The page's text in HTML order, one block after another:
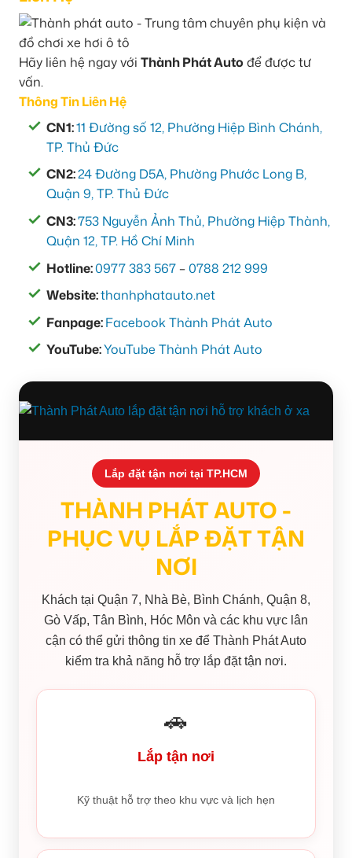
Hãy liên hệ ngay với Thành Phát Auto để được tư
vấn.
Thông Tin Liên Hệ
CN1:11 Đường số 12, Phường Hiệp Bình Chánh,
TP. Thủ Đức
CN2:24 Đường D5A, Phường Phước Long B,
Quận 9, TP. Thủ Đức
CN3:753 Nguyễn Ảnh Thủ, Phường Hiệp Thành,
Quận 12, TP. Hồ Chí Minh
Hotline:0977 383 567 –0788 212 999
Website:thanhphatauto.net
Fanpage:Facebook Thành Phát Auto
YouTube:YouTube Thành Phát Auto
Lắp đặt tận nơi tại TP.HCM
THÀNH PHÁT AUTO -
PHỤC VỤ LẮP ĐẶT TẬN
NƠI
Khách tại Quận 7, Nhà Bè, Bình Chánh, Quận 8,
Gò Vấp, Tân Bình, Hóc Môn và các khu vực lân
cận có thể gửi thông tin xe để Thành Phát Auto
kiểm tra khả năng hỗ trợ lắp đặt tận nơi.
🚗
Lắp tận nơi
Kỹ thuật hỗ trợ theo khu vực và lịch hẹn